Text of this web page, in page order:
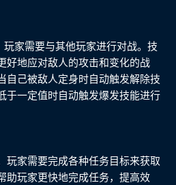
家需要与其他玩家进行对战。技
好地应对敌人的攻击和变化的战
自己被敌人定身时自动触发解除技
于一定值时自动触发爆发技能进行
玩家需要完成各种任务目标来获取
助玩家更快地完成任务，提高效